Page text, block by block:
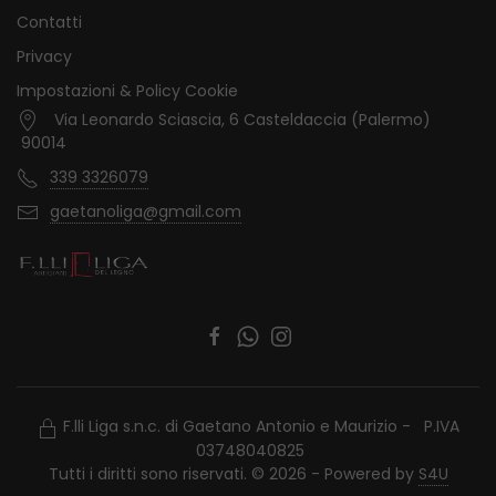
RIPARAZIONE DI MOBILI, SERRAMENTI,
MANIGLIE O SERRATURE
Ripariamo il vostro arredamento dalla sedia al
parquet, agli infissi.
In particolare effettuiamo interventi rapidi per
sbloccare una tapparella, riparare una finestra o
RESTAURO DI MOBILI ANTICHI
L’arte del restauro nasce secoli fa: oggi noi
Contatti
Privacy
Impostazioni & Policy Cookie
Via Leonardo Sciascia, 6 Casteldaccia (Palermo)
90014
339 3326079
gaetanoliga@gmail.com
F.lli Liga s.n.c. di Gaetano Antonio e Maurizio - P.IVA
03748040825
Tutti i diritti sono riservati. © 2026 - Powered by S4U